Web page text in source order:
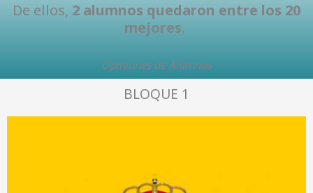
De ellos, 2 alumnos quedaron entre los 20
mejores.
Opiniones de Alumnos
BLOQUE 1